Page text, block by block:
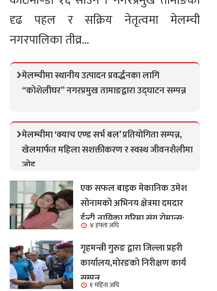
दृढ पहल र सक्रिय नेतृत्वमा मेलम्ची
नगरपालिका तीव्र...
मेलम्चीमा स्थानीय उत्पादन प्रवर्द्धनका लागि
“कोशेलीघर” नगरप्रमुख तामाङद्वारा उद्घाटन सम्पन्न
मेलम्चीमा ‘क्याच एण्ड सर्भ बल’ प्रतियोगिता सम्पन्न,
खेलमार्फत महिला सशक्तीकरण र स्वस्थ जीवनशैलीमा
जोड
एक सफल बाइक मेकानिक उमेश
सोनामको अभिनय क्षेत्रमा दमदार
ईन्ट्री,नायिका गरिमा संग रोमान्स:
हेर्नुहोस भिडियो ।
४ हफ्ता अघि
गृहमन्त्री गुरुङ द्वारा जिल्ला प्रहरी
कार्यालय,मोरङको निरीक्षण कार्य
सम्पन्न१ महिना अघि